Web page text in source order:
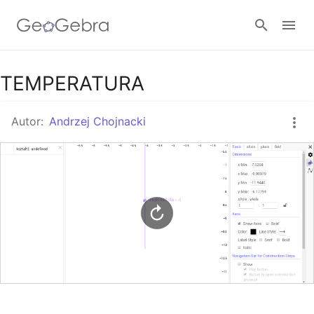
Google Classroom
GeoGebra Classroom
TEMPERATURA
Autor: Andrzej Chojnacki